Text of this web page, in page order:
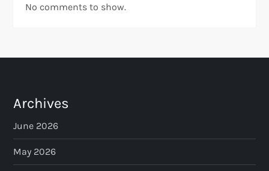
No comments to show.
Archives
June 2026
May 2026